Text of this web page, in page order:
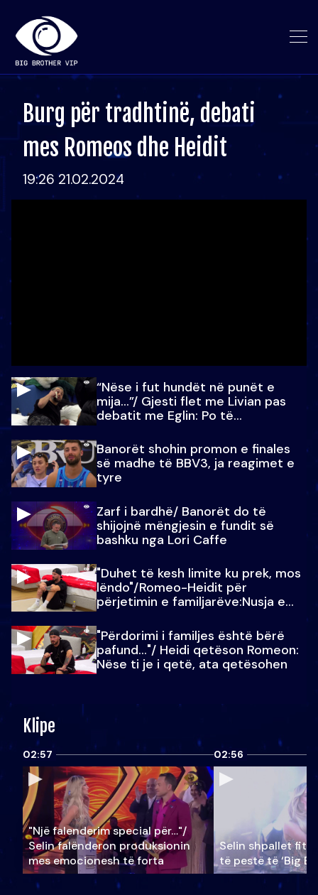
Burg për tradhtinë, debati
mes Romeos dhe Heidit
19:26 21.02.2024
“Nëse i fut hundët në punët e
mija…”/ Gjesti flet me Livian pas
debatit me Eglin: Po të
Banorët shohin promon e finales
së madhe të BBV3, ja reagimet e
tyre
Zarf i bardhë/ Banorët do të
shijojnë mëngjesin e fundit së
bashku nga Lori Caffe
"Duhet të kesh limite ku prek, mos
lëndo"/Romeo-Heidit për
përjetimin e familjarëve:Nusja e
"Përdorimi i familjes është bërë
pafund…"/ Heidi qetëson Romeon:
Nëse ti je i qetë, ata qetësohen
Klipe
02:57
"Një falenderim special për…"/
Selin falënderon produksionin
mes emocionesh të forta
02:56
Selin shpallet
të pestë të ‘Big